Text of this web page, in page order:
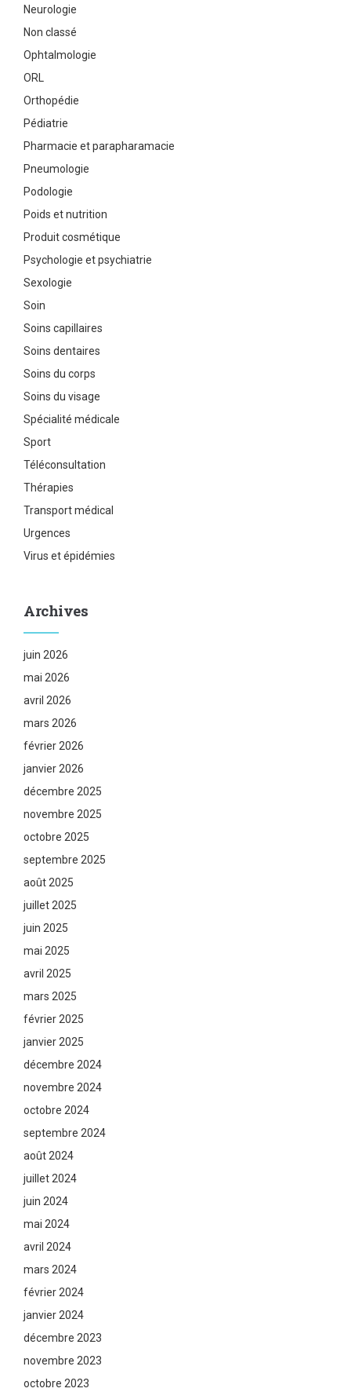
Neurologie
Non classé
Ophtalmologie
ORL
Orthopédie
Pédiatrie
Pharmacie et parapharamacie
Pneumologie
Podologie
Poids et nutrition
Produit cosmétique
Psychologie et psychiatrie
Sexologie
Soin
Soins capillaires
Soins dentaires
Soins du corps
Soins du visage
Spécialité médicale
Sport
Téléconsultation
Thérapies
Transport médical
Urgences
Virus et épidémies
Archives
juin 2026
mai 2026
avril 2026
mars 2026
février 2026
janvier 2026
décembre 2025
novembre 2025
octobre 2025
septembre 2025
août 2025
juillet 2025
juin 2025
mai 2025
avril 2025
mars 2025
février 2025
janvier 2025
décembre 2024
novembre 2024
octobre 2024
septembre 2024
août 2024
juillet 2024
juin 2024
mai 2024
avril 2024
mars 2024
février 2024
janvier 2024
décembre 2023
novembre 2023
octobre 2023